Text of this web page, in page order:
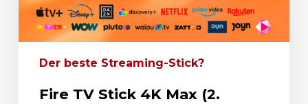
Der beste Streaming-Stick?
Fire TV Stick 4K Max (2.